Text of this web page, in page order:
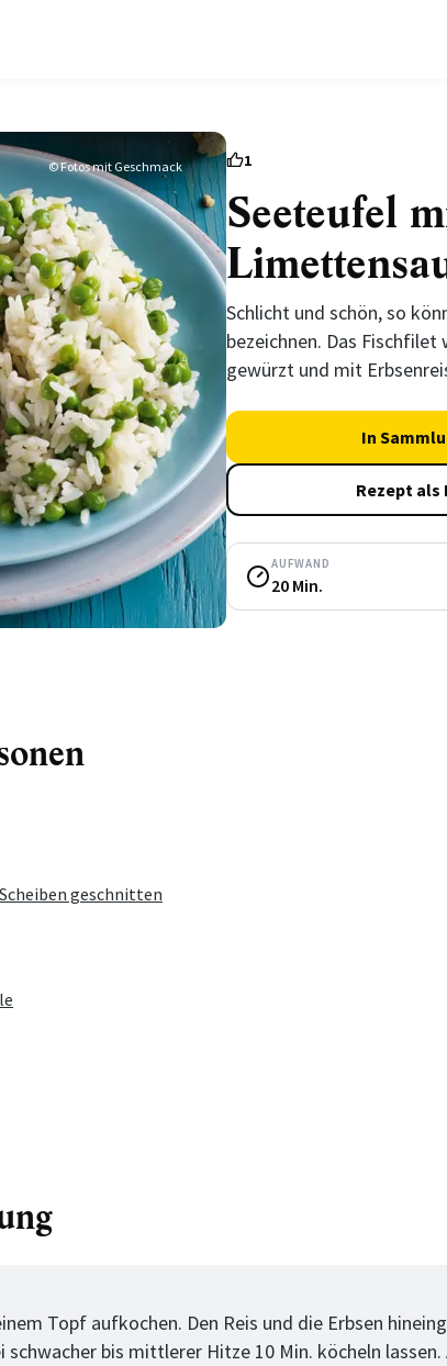
© Fotos mit Geschmack 1
Seeteufel
Schlicht und schön, so
bezeichnen. Das
gewürzt und mit
In
Rezept als
AUFWAND
20 Min.
geschnitten
Topf aufkochen. Den Reis und die Erbsen
schwacher bis mittlerer Hitze 10 Min. köcheln lassen.